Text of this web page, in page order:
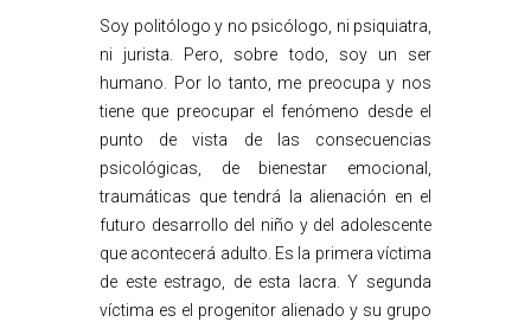
Soy politólogo y no psicólogo, ni psiquiatra,
ni jurista. Pero, sobre todo, soy un ser
humano. Por lo tanto, me preocupa y nos
tiene que preocupar el fenómeno desde el
punto de vista de las consecuencias
psicológicas, de bienestar emocional,
traumáticas que tendrá la alienación en el
futuro desarrollo del niño y del adolescente
que acontecerá adulto. Es la primera víctima
de este estrago, de esta lacra. Y segunda
víctima es el progenitor alienado y su grupo